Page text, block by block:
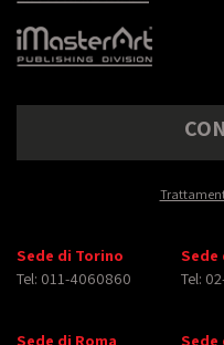
Sede di Torino
Tel: 011-4060860
Sede
Tel:
Sede di Roma Sede